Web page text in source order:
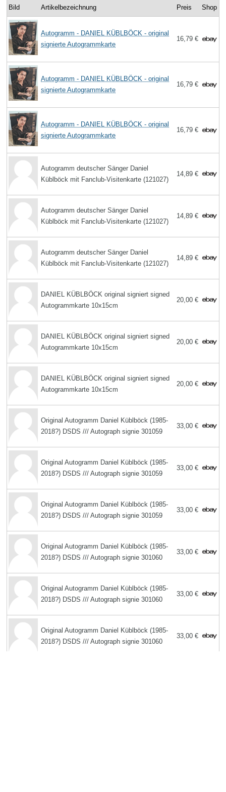
Bild Artikelbezeichnung Preis Shop
Autogramm - DANIEL KÜBLBÖCK - original
signierte Autogrammkarte
16,79 €
Autogramm - DANIEL KÜBLBÖCK - original
signierte Autogrammkarte
16,79 €
Autogramm - DANIEL KÜBLBÖCK - original
signierte Autogrammkarte
16,79 €
Autogramm deutscher Sänger Daniel
Küblböck mit Fanclub-Visitenkarte (121027)
14,89 €
Autogramm deutscher Sänger Daniel
Küblböck mit Fanclub-Visitenkarte (121027)
14,89 €
Autogramm deutscher Sänger Daniel
Küblböck mit Fanclub-Visitenkarte (121027)
14,89 €
DANIEL KÜBLBÖCK original signiert signed
Autogrammkarte 10x15cm
20,00 €
DANIEL KÜBLBÖCK original signiert signed
Autogrammkarte 10x15cm
20,00 €
DANIEL KÜBLBÖCK original signiert signed
Autogrammkarte 10x15cm
20,00 €
Original Autogramm Daniel Küblböck (1985-
2018?) DSDS /// Autograph signie 301059
33,00 €
Original Autogramm Daniel Küblböck (1985-
2018?) DSDS /// Autograph signie 301059
33,00 €
Original Autogramm Daniel Küblböck (1985-
2018?) DSDS /// Autograph signie 301059
33,00 €
Original Autogramm Daniel Küblböck (1985-
2018?) DSDS /// Autograph signie 301060
33,00 €
Original Autogramm Daniel Küblböck (1985-
2018?) DSDS /// Autograph signie 301060
33,00 €
Original Autogramm Daniel Küblböck (1985-
2018?) DSDS /// Autograph signie 301060
33,00 €